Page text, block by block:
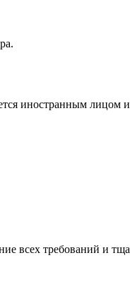
иностранным лицом
требований и